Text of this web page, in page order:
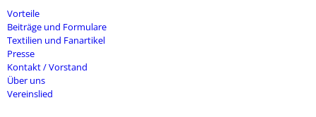
Vorteile
Beiträge und Formulare
Textilien und Fanartikel
Presse
Kontakt / Vorstand
Über uns
Vereinslied